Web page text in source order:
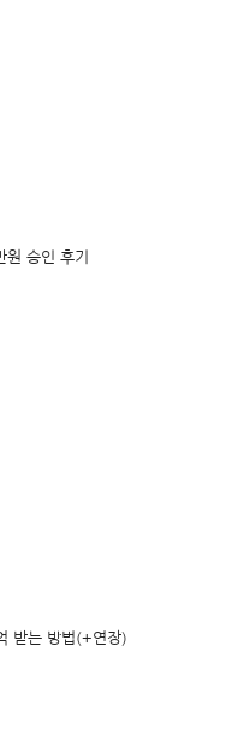
승인 후기
받는 방법(+연장)